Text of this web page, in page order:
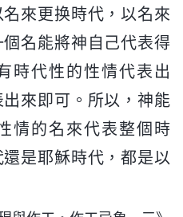
來更换時代，以名來
名能將神自己代表得
時代性的性情代表出
來即可。所以，神能
情的名來代表整個時
是耶穌時代，都是以